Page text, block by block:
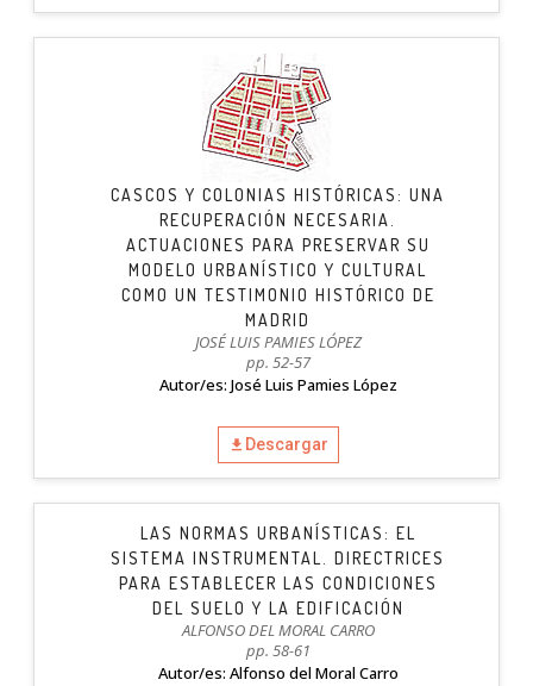
CASCOS Y COLONIAS HISTÓRICAS: UNA
RECUPERACIÓN NECESARIA.
ACTUACIONES PARA PRESERVAR SU
MODELO URBANÍSTICO Y CULTURAL
COMO UN TESTIMONIO HISTÓRICO DE
MADRID
JOSÉ LUIS PAMIES LÓPEZ
pp. 52-57
Autor/es: José Luis Pamies López
Descargar
LAS NORMAS URBANÍSTICAS: EL
SISTEMA INSTRUMENTAL. DIRECTRICES
PARA ESTABLECER LAS CONDICIONES
DEL SUELO Y LA EDIFICACIÓN
ALFONSO DEL MORAL CARRO
pp. 58-61
Autor/es: Alfonso del Moral Carro